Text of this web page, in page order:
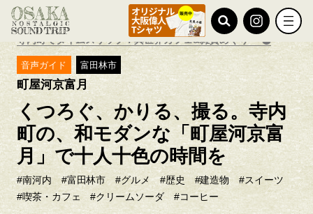
TOP おすすめ特集
寺内町でタイムスリップ！異世界カフェ&雑貨めぐり
音声ガイド 富田林市
町屋河京富月
くつろぐ、かりる、撮る。寺内
町の、和モダンな「町屋河京富
月」で十人十色の時間を
#南河内 #富田林市 #グルメ #歴史 #建造物
#スイーツ
#喫茶・カフェ
#クリームソーダ #コーヒー